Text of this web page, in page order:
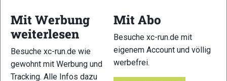
7
Mit Werbung
weiterlesen
Besuche xc-run.de wie
gewohnt mit Werbung und
Tracking. Alle Infos dazu
Mit Abo
Besuche xc-run.de mit
eigenem Account und völlig
werbefrei.